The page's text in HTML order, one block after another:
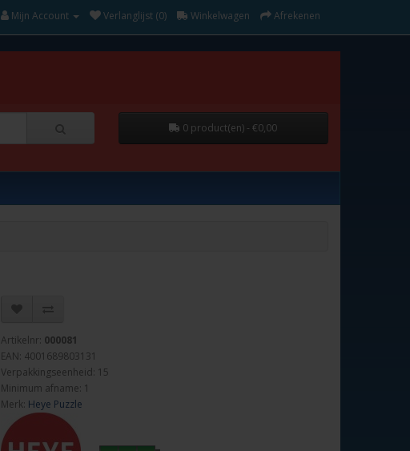
Mijn Account Verlanglijst (0) Winkelwagen Afrekenen
0 product(en) - €0,00
Artikelnr: 000081
EAN: 4001689803131
Verpakkingseenheid: 15
Minimum afname: 1
Merk: Heye Puzzle